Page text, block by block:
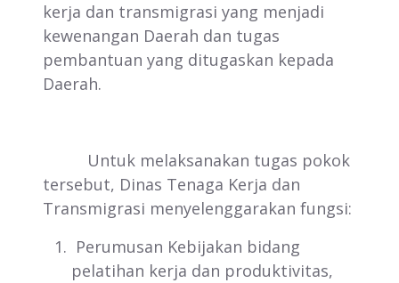
kerja dan transmigrasi yang menjadi
kewenangan Daerah dan tugas
pembantuan yang ditugaskan kepada
Daerah.
Untuk melaksanakan tugas pokok
tersebut, Dinas Tenaga Kerja dan
Transmigrasi menyelenggarakan fungsi:
Perumusan Kebijakan bidang
pelatihan kerja dan produktivitas,